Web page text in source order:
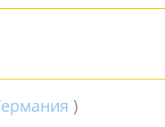
)